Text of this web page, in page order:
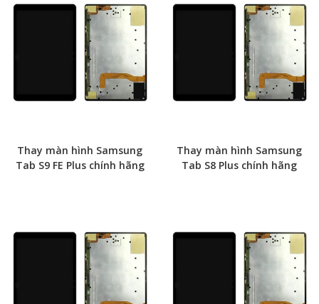
Thay màn hình Samsung
Tab S9 FE Plus chính hãng
Thay màn hình Samsung
Tab S8 Plus chính hãng